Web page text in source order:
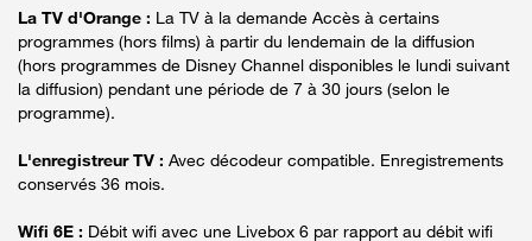
La TV d'Orange : La TV à la demande Accès à certains
programmes (hors films) à partir du lendemain de la diffusion
(hors programmes de Disney Channel disponibles le lundi suivant
la diffusion) pendant une période de 7 à 30 jours (selon le
programme).
L'enregistreur TV : Avec décodeur compatible. Enregistrements
conservés 36 mois.
Wifi 6E : Débit wifi avec une Livebox 6 par rapport au débit wifi